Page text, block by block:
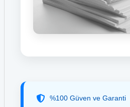
%100 Güven ve Garanti